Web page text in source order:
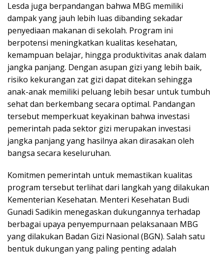
Lesda juga berpandangan bahwa MBG memiliki
dampak yang jauh lebih luas dibanding sekadar
penyediaan makanan di sekolah. Program ini
berpotensi meningkatkan kualitas kesehatan,
kemampuan belajar, hingga produktivitas anak dalam
jangka panjang. Dengan asupan gizi yang lebih baik,
risiko kekurangan zat gizi dapat ditekan sehingga
anak-anak memiliki peluang lebih besar untuk tumbuh
sehat dan berkembang secara optimal. Pandangan
tersebut memperkuat keyakinan bahwa investasi
pemerintah pada sektor gizi merupakan investasi
jangka panjang yang hasilnya akan dirasakan oleh
bangsa secara keseluruhan.
Komitmen pemerintah untuk memastikan kualitas
program tersebut terlihat dari langkah yang dilakukan
Kementerian Kesehatan. Menteri Kesehatan Budi
Gunadi Sadikin menegaskan dukungannya terhadap
berbagai upaya penyempurnaan pelaksanaan MBG
yang dilakukan Badan Gizi Nasional (BGN). Salah satu
bentuk dukungan yang paling penting adalah